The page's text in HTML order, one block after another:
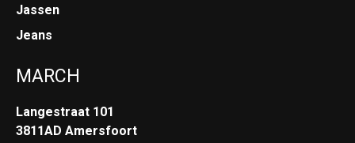
Jassen
Jeans
MARCH
Langestraat 101
3811AD Amersfoort